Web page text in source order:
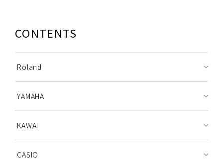
CONTENTS
Roland
YAMAHA
KAWAI
CASIO